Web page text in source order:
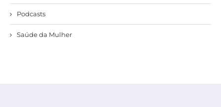
Podcasts
Saúde da Mulher